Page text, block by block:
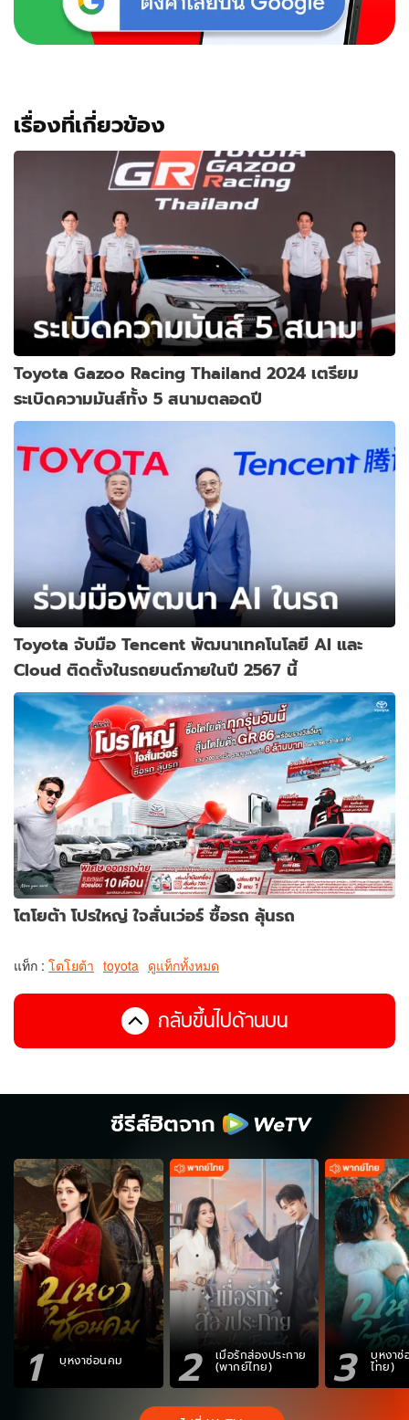
เรื่องที่เกี่ยวข้อง
Toyota Gazoo Racing Thailand 2024 เตรียม
ระเบิดความมันส์ทั้ง 5 สนามตลอดปี
Toyota จับมือ Tencent พัฒนาเทคโนโลยี AI และ
Cloud ติดตั้งในรถยนต์ภายในปี 2567 นี้
โตโยต้า โปรใหญ่ ใจสั่นเว่อร์ ซื้อรถ ลุ้นรถ
แท็ก : โตโยต้า toyota ดูแท็กทั้งหมด
กลับขึ้นไปด้านบน
ซีรีส์ฮิตจาก
1 บุหงาซ่อนคม 2 เมื่อรักส่องประกาย
(พากย์ไทย) 3 บุหงา
ไทย)